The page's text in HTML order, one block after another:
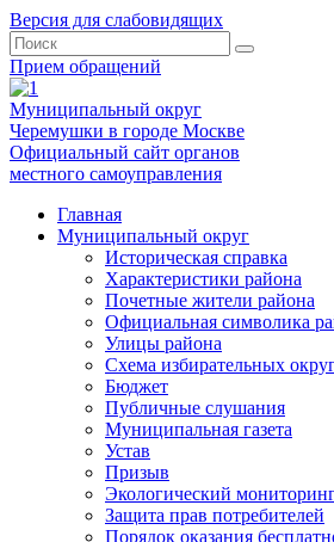
Версия для слабовидящих
Прием обращений
Муниципальный округ
Черемушки в городе Москве
Официальный сайт органов
местного самоуправления
Главная
Муниципальный округ
Историческая справка
Характеристики района
Почетные жители района
Официальная символика
Улицы района
Схема избирательных
Бюджет
Публичные слушания
Муниципальная газета
Устав
Призыв
Экологический
Защита прав потребителей
Порядок оказания